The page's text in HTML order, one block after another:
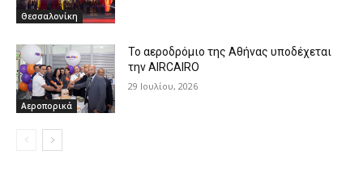
Θεσσαλονίκη
Αεροπορικά
Το αεροδρόμιο της Αθήνας υποδέχεται
την AIRCAIRO
29 Ιουλίου, 2026